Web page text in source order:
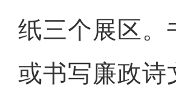
纸三个展区。
或书写廉政诗